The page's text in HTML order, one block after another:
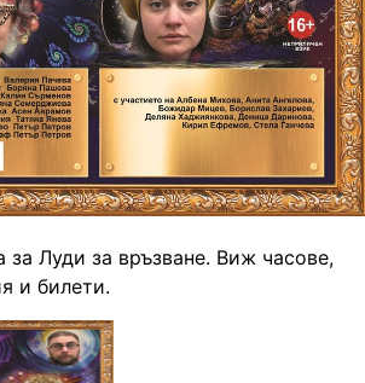
за Луди за връзване. Виж часове,
и билети.